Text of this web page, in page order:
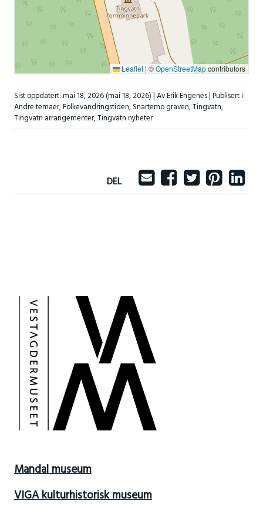
Leaflet | ©OpenStreetMapcontributors
Sist oppdatert:mai 18, 2026(mai 18, 2026)| Av Erik Engenes |Publisert i:
Andre temaer,Folkevandringstiden,Snartemo graven,Tingvatn,
Tingvatn arrangementer,Tingvatn nyheter
DEL
Mandal museum
VIGA kulturhistorisk museum